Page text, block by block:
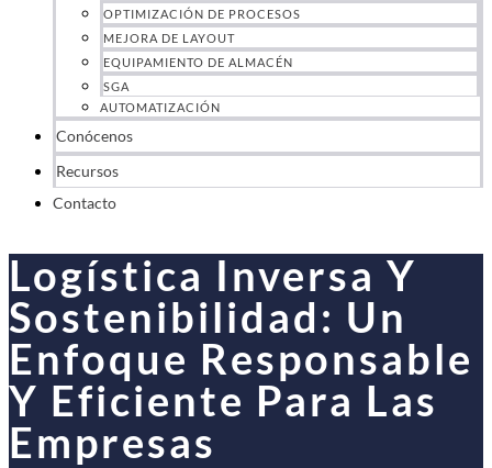
OPTIMIZACIÓN DE PROCESOS
MEJORA DE LAYOUT
EQUIPAMIENTO DE ALMACÉN
SGA
AUTOMATIZACIÓN
Conócenos
Recursos
Contacto
Logística Inversa Y
Sostenibilidad: Un
Enfoque Responsable
Y Eficiente Para Las
Empresas